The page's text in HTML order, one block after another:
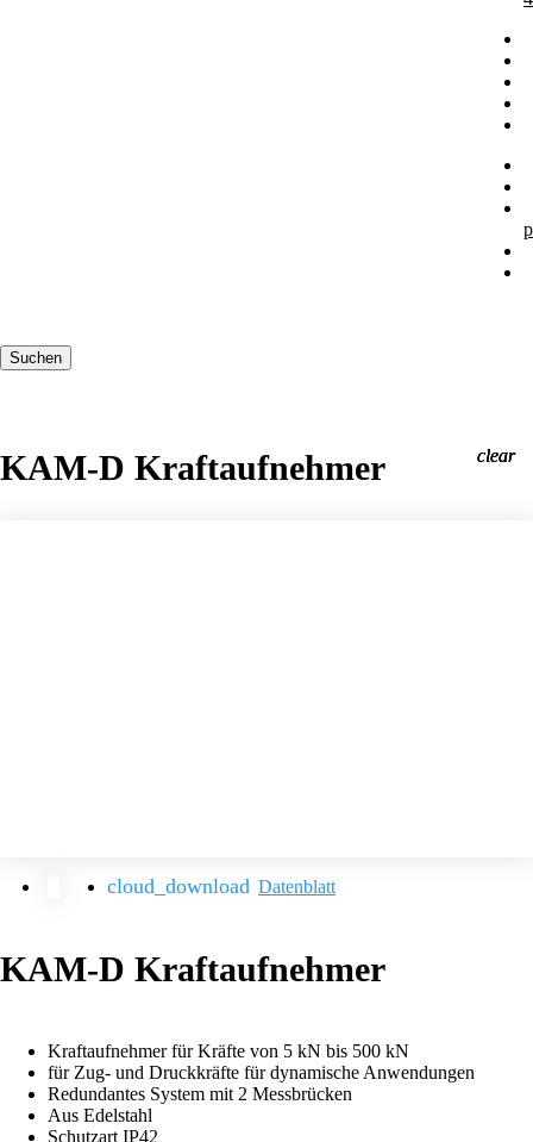
Suchen
KAM-D Kraftaufnehmer
Datenblatt
KAM-D Kraftaufnehmer
Kraftaufnehmer für Kräfte von 5 kN bis 500 kN
für Zug- und Druckkräfte für dynamische Anwendungen
Redundantes System mit 2 Messbrücken
Aus Edelstahl
Schutzart IP42
clear
clear
clear